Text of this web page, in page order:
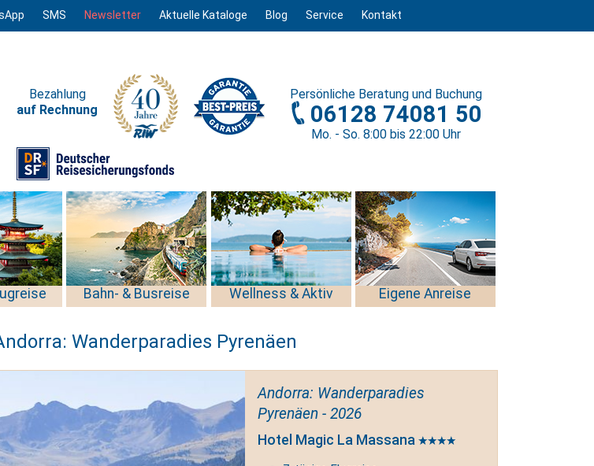
SMS Newsletter Aktuelle Kataloge Blog Service Kontakt
Persönliche Beratung und Buchung
06128 74081 50
Mo. - So. 8:00 bis 22:00 Uhr
Bezahlung
auf Rechnung
Bahn- & Busreise Wellness & Aktiv Eigene Anreise
Wanderparadies Pyrenäen
Andorra: Wanderparadies
Pyrenäen - 2026
Hotel Magic La Massana